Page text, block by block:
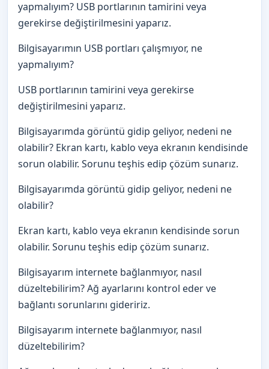
yapmalıyım? USB portlarının tamirini veya
gerekirse değiştirilmesini yaparız.
Bilgisayarımın USB portları çalışmıyor, ne
yapmalıyım?
USB portlarının tamirini veya gerekirse
değiştirilmesini yaparız.
Bilgisayarımda görüntü gidip geliyor, nedeni ne
olabilir? Ekran kartı, kablo veya ekranın kendisinde
sorun olabilir. Sorunu teşhis edip çözüm sunarız.
Bilgisayarımda görüntü gidip geliyor, nedeni ne
olabilir?
Ekran kartı, kablo veya ekranın kendisinde sorun
olabilir. Sorunu teşhis edip çözüm sunarız.
Bilgisayarım internete bağlanmıyor, nasıl
düzeltebilirim? Ağ ayarlarını kontrol eder ve
bağlantı sorunlarını gideririz.
Bilgisayarım internete bağlanmıyor, nasıl
düzeltebilirim?